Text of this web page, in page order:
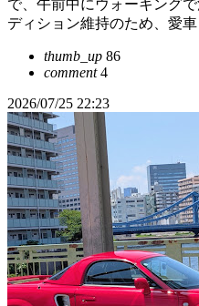
で、午前中にウォーキング
ディション維持のため、愛
thumb_up 86
comment4
2026/07/25 22:23